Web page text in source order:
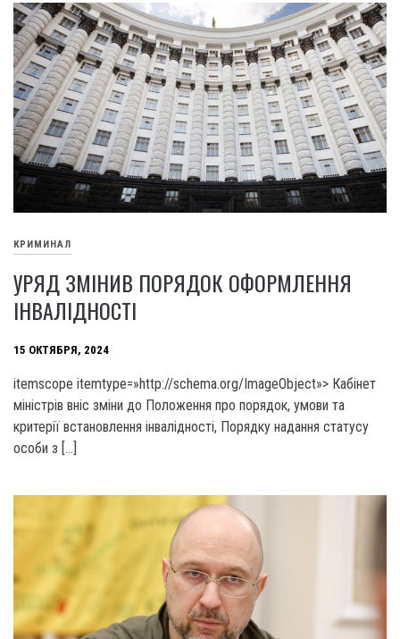
КРИМИНАЛ
УРЯД ЗМІНИВ ПОРЯДОК ОФОРМЛЕННЯ
ІНВАЛІДНОСТІ
15 ОКТЯБРЯ, 2024
itemscope itemtype=»http://schema.org/ImageObject»> Кабінет
міністрів вніс зміни до Положення про порядок, умови та
критерії встановлення інвалідності, Порядку надання статусу
особи з […]